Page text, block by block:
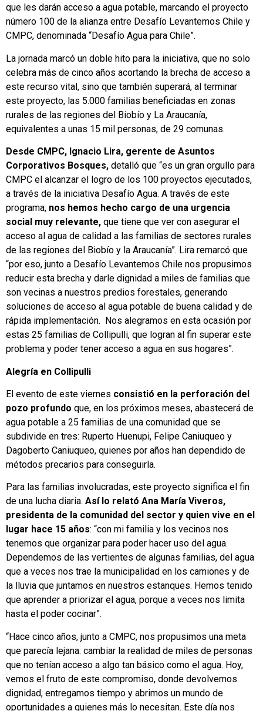
que les darán acceso a agua potable, marcando el proyecto
número 100 de la alianza entre Desafío Levantemos Chile y
CMPC, denominada “Desafío Agua para Chile”.
La jornada marcó un doble hito para la iniciativa, que no solo
celebra más de cinco años acortando la brecha de acceso a
este recurso vital, sino que también superará, al terminar
este proyecto, las 5.000 familias beneficiadas en zonas
rurales de las regiones del Biobío y La Araucanía,
equivalentes a unas 15 mil personas, de 29 comunas.
Desde CMPC, Ignacio Lira, gerente de Asuntos
Corporativos Bosques, detalló que “es un gran orgullo para
CMPC el alcanzar el logro de los 100 proyectos ejecutados,
a través de la iniciativa Desafío Agua. A través de este
programa, nos hemos hecho cargo de una urgencia
social muy relevante, que tiene que ver con asegurar el
acceso al agua de calidad a las familias de sectores rurales
de las regiones del Biobío y la Araucanía”. Lira remarcó que
“por eso, junto a Desafío Levantemos Chile nos propusimos
reducir esta brecha y darle dignidad a miles de familias que
son vecinas a nuestros predios forestales, generando
soluciones de acceso al agua potable de buena calidad y de
rápida implementación. Nos alegramos en esta ocasión por
estas 25 familias de Collipulli, que logran al fin superar este
problema y poder tener acceso a agua en sus hogares”.
Alegría en Collipulli
El evento de este viernes consistió en la perforación del
pozo profundo que, en los próximos meses, abastecerá de
agua potable a 25 familias de una comunidad que se
subdivide en tres: Ruperto Huenupi, Felipe Caniuqueo y
Dagoberto Caniuqueo, quienes por años han dependido de
métodos precarios para conseguirla.
Para las familias involucradas, este proyecto significa el fin
de una lucha diaria. Así lo relató Ana María Viveros,
presidenta de la comunidad del sector y quien vive en el
lugar hace 15 años: “con mi familia y los vecinos nos
tenemos que organizar para poder hacer uso del agua.
Dependemos de las vertientes de algunas familias, del agua
que a veces nos trae la municipalidad en los camiones y de
la lluvia que juntamos en nuestros estanques. Hemos tenido
que aprender a priorizar el agua, porque a veces nos limita
hasta el poder cocinar”.
“Hace cinco años, junto a CMPC, nos propusimos una meta
que parecía lejana: cambiar la realidad de miles de personas
que no tenían acceso a algo tan básico como el agua. Hoy,
vemos el fruto de este compromiso, donde devolvemos
dignidad, entregamos tiempo y abrimos un mundo de
oportunidades a quienes más lo necesitan. Este día nos